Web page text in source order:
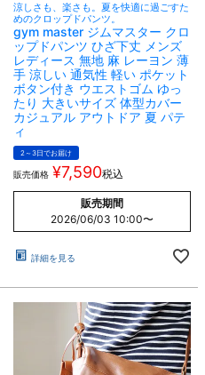
涼しさも、楽さも。夏を快適に過ごすた
めのクロップドパンツ。
gym master ジムマスター クロ
ップドパンツ ひざ下丈 メンズ
レディース 無地 麻 レーヨン 薄
手 涼しい 通気性 軽い ポケット
ボタン付き ウエストゴム ゆっ
たり 大きいサイズ 体型カバー
カジュアル アウトドア 夏 パテ
ィ
2～3日でお届け
販売価格 ¥7,590税込
販売期間
2026/06/03 10:00〜
詳細を見る